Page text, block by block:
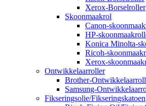
Xerox-Borselroller
Skoonmaakrol
Canon-
HP-
Konica Minolta-
Ricoh-
Xerox-
Ontwikkelaarroller
Brother-
Samsung-
Fikseringsolie/Fikseringskatoen